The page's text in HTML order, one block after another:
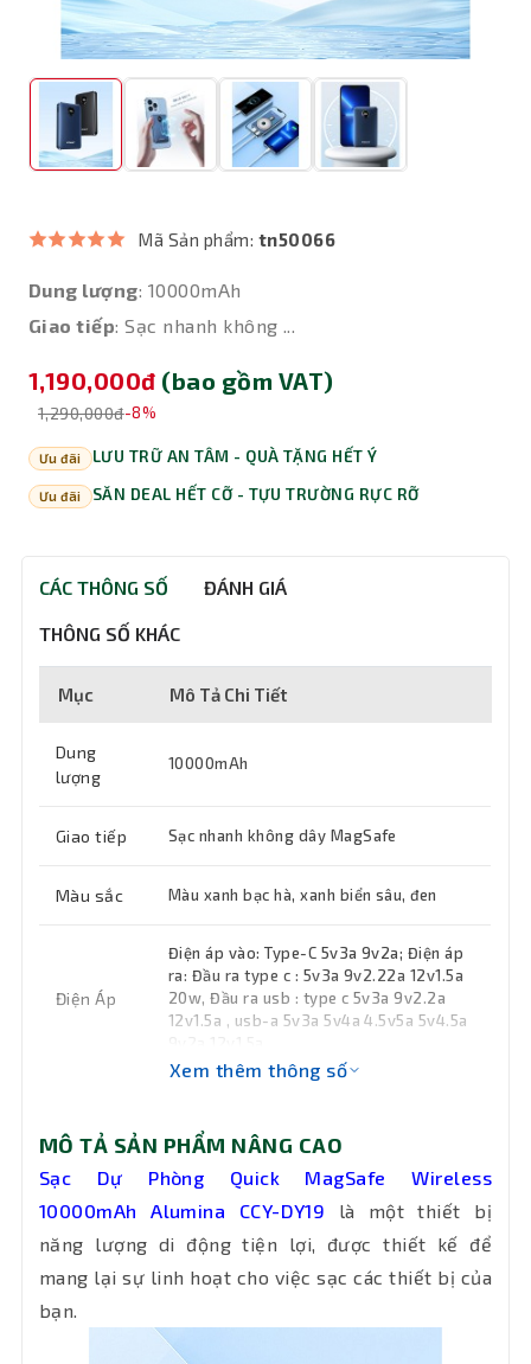
Mã Sản phẩm: tn50066
Dung lượng: 10000mAh
Giao tiếp: Sạc nhanh không ...
1,190,000đ (bao gồm VAT)
1,290,000đ-8%
Ưu đãi LƯU TRỮ AN TÂM - QUÀ TẶNG HẾT Ý
Ưu đãi SĂN DEAL HẾT CỠ - TỰU TRƯỜNG RỰC RỠ
CÁC THÔNG SỐ ĐÁNH GIÁ
THÔNG SỐ KHÁC
Mục Mô Tả Chi Tiết
Dung
lượng
10000mAh
Giao tiếp Sạc nhanh không dây MagSafe
Màu sắc Màu xanh bạc hà, xanh biển sâu, đen
Điện Áp
Điện áp vào: Type-C 5v3a 9v2a; Điện áp
ra: Đầu ra type c : 5v3a 9v2.22a 12v1.5a
20w, Đầu ra usb : type c 5v3a 9v2.2a
12v1.5a , usb-a 5v3a 5v4a 4.5v5a 5v4.5a
Bảo hành 24 tháng
Xem thêm thông số
MÔ TẢ SẢN PHẨM NÂNG CAO
Sạc Dự Phòng Quick MagSafe Wireless
10000mAh Alumina CCY-DY19 là một thiết bị
năng lượng di động tiện lợi, được thiết kế để
mang lại sự linh hoạt cho việc sạc các thiết bị của
bạn.